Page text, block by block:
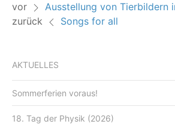
vor
Ausstellung von Tierbildern
zurück
Songs for all
AKTUELLES
Sommerferien voraus!
18. Tag der Physik (2026)